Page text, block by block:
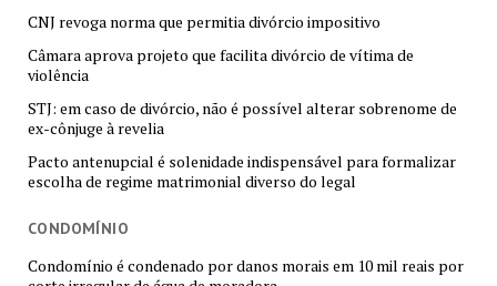
CNJ revoga norma que permitia divórcio impositivo
Câmara aprova projeto que facilita divórcio de vítima de
violência
STJ: em caso de divórcio, não é possível alterar sobrenome de
ex-cônjuge à revelia
Pacto antenupcial é solenidade indispensável para formalizar
escolha de regime matrimonial diverso do legal
CONDOMÍNIO
Condomínio é condenado por danos morais em 10 mil reais por